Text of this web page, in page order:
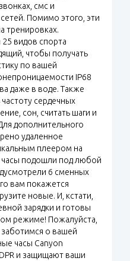
смс и
Помимо этого, эти
тренировках.
видов спорта
чтобы получать
по вашей
IP68
даже в воде. Также
сердечных
сон, считать шаги и
дополнительного
удаленное
плеером на
подошли под любой
6 сменных
вам покажется
новые. И, кстати,
зарядки и готовы
режиме! Пожалуйста,
о вашей
часы Canyon
и защищают ваши